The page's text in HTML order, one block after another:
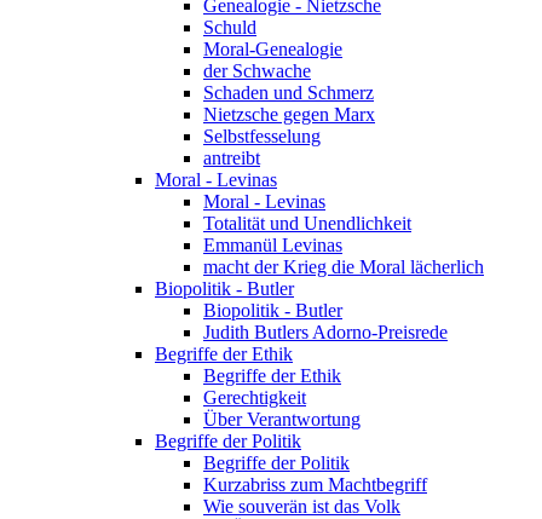
Genealogie - Nietzsche
Schuld
Moral-Genealogie
der Schwache
Schaden und Schmerz
Nietzsche gegen Marx
Selbstfesselung
antreibt
Moral - Levinas
Moral - Levinas
Totalität und Unendlichkeit
Emmanül Levinas
macht der Krieg die Moral lächerlich
Biopolitik - Butler
Biopolitik - Butler
Judith Butlers Adorno-Preisrede
Begriffe der Ethik
Begriffe der Ethik
Gerechtigkeit
Über Verantwortung
Begriffe der Politik
Begriffe der Politik
Kurzabriss zum Machtbegriff
Wie souverän ist das Volk